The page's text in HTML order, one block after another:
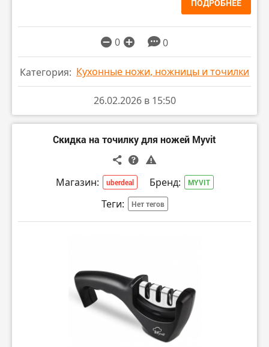
ПОДРОБНЕЕ
0 0
Категория: Кухонные ножи, ножницы и точилки
26.02.2026 в 15:50
Скидка на точилку для ножей Myvit
Магазин: uberdeal Бренд: MYVIT
Теги: Нет тегов